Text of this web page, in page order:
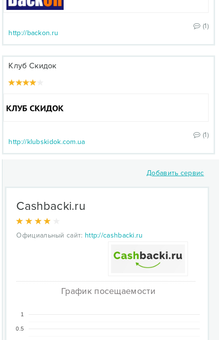
(1)
http://backon.ru
Клуб Скидок
(1)
http://klubskidok.com.ua
Добавить сервис
Cashbacki.ru
Официальный сайт: http://cashbacki.ru
График посещаемости
0.5
1